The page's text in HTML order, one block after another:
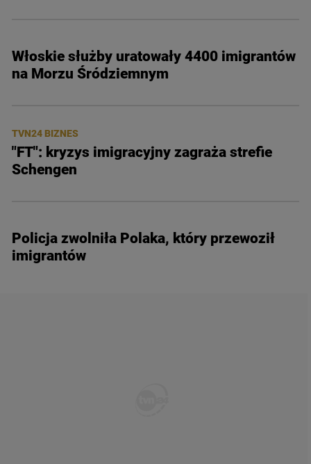
Włoskie służby uratowały 4400 imigrantów
na Morzu Śródziemnym
TVN24 BIZNES
"FT": kryzys imigracyjny zagraża strefie
Schengen
Policja zwolniła Polaka, który przewoził
imigrantów